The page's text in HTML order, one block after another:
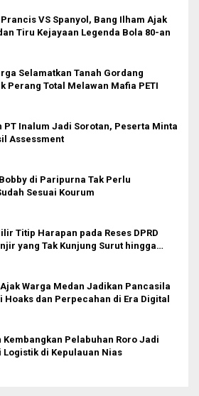
VS Spanyol, Bang Ilham Ajak
Tiru Kejayaan Legenda Bola 80-an
Selamatkan Tanah Gordang
Perang Total Melawan Mafia PETI
PT Inalum Jadi Sorotan, Peserta Minta
Assessment
di Paripurna Tak Perlu
Sesuai Kourum
Titip Harapan pada Reses DPRD
yang Tak Kunjung Surut hingga
Warga Medan Jadikan Pancasila
Hoaks dan Perpecahan di Era Digital
Kembangkan Pelabuhan Roro Jadi
Logistik di Kepulauan Nias